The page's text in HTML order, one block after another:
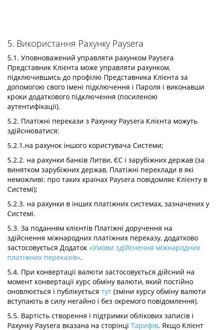
5. Використання Рахунку Paysera
5.1. Уповноважений управляти рахунком Paysera
Представник Клієнтa може управляти рахунком,
підключившись до профілю Представника Клієнта за
допомогою свого імені підключення і Пароля і виконавши
кроки додаткового підключення (посиленою
аутентифікації).
5.2. Платіжні перекази з Рахунку Paysera Клієнта можуть
здійснюватися:
5.2.1.на рахунок іншого користувача Системи;
5.2.2. на рахунки банків Литви, ЄС і зарубіжних держав (за
винятком зарубіжних держав, Платіжні переклади в які
неможливі: про таких країнах Paysera повідомляє Клієнту в
Системі);
5.2.3. на рахунки в інших платіжних системах, зазначених у
Системі.
5.3. За поданням клієнтів Платіжні доручення на
здійснення міжнародних платіжних переказу, додатково
застосовується Додаток «Умови здійснення міжнародних
платіжних переказів».
5.4. При конвертації валюти застосовується дійсний на
момент конвертації курс обміну валюти, який постійно
оновлюється і публікується тут (зміни курсу обміну валюти
вступають в силу негайно і без окремого повідомлення).
5.5. Вартість створення і підтримки облікових записів і
Рахунку Paysera вказана на сторінці Тарифів. Якщо Клієнт